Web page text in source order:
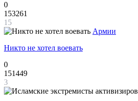
0
153261
15
Армии
Никто не хотел воевать
0
151449
3